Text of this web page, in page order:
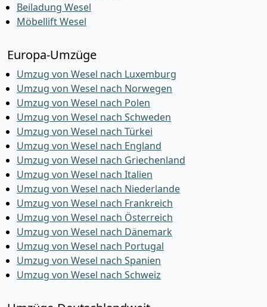
Beiladung Wesel
Möbellift Wesel
Europa-Umzüge
Umzug von Wesel nach Luxemburg
Umzug von Wesel nach Norwegen
Umzug von Wesel nach Polen
Umzug von Wesel nach Schweden
Umzug von Wesel nach Türkei
Umzug von Wesel nach England
Umzug von Wesel nach Griechenland
Umzug von Wesel nach Italien
Umzug von Wesel nach Niederlande
Umzug von Wesel nach Frankreich
Umzug von Wesel nach Österreich
Umzug von Wesel nach Dänemark
Umzug von Wesel nach Portugal
Umzug von Wesel nach Spanien
Umzug von Wesel nach Schweiz